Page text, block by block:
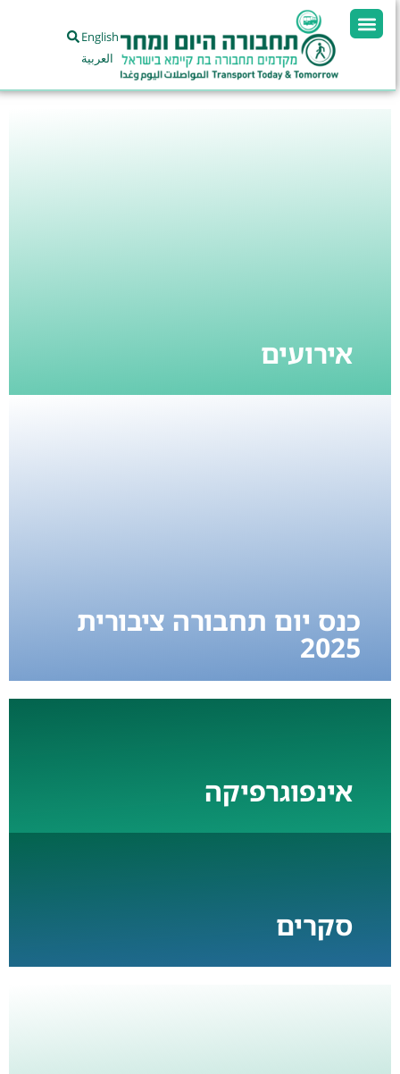
English
العربية
אירועים
כנס יום תחבורה ציבורית
2025
אינפוגרפיקה
סקרים